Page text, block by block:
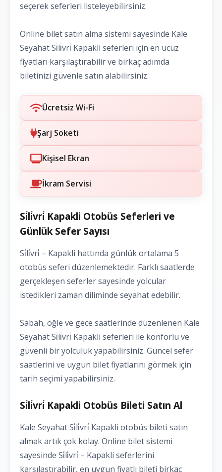
seçerek seferleri listeleyebilirsiniz.
Online bilet satın alma sistemi sayesinde Kale
Seyahat Si̇li̇vri̇ Kapakli seferleri için en ucuz
fiyatları karşılaştırabilir ve birkaç adımda
biletinizi güvenle satın alabilirsiniz.
Ücretsiz Wi-Fi
Şarj Soketi
Kişisel Ekran
İkram Servisi
Si̇li̇vri̇ Kapakli Otobüs Seferleri ve
Günlük Sefer Sayısı
Si̇li̇vri̇ – Kapakli hattında günlük ortalama 5
otobüs seferi düzenlemektedir. Farklı saatlerde
gerçekleşen seferler sayesinde yolcular
istedikleri zaman diliminde seyahat edebilir.
Sabah, öğle ve gece saatlerinde düzenlenen Kale
Seyahat Si̇li̇vri̇ Kapakli seferleri ile konforlu ve
güvenli bir yolculuk yapabilirsiniz. Güncel sefer
saatlerini ve uygun bilet fiyatlarını görmek için
tarih seçimi yapabilirsiniz.
Si̇li̇vri̇ Kapakli Otobüs Bileti Satın Al
Kale Seyahat Si̇li̇vri̇ Kapakli otobüs bileti satın
almak artık çok kolay. Online bilet sistemi
sayesinde Si̇li̇vri̇ – Kapakli seferlerini
karşılaştırabilir, en uygun fiyatlı bileti birkaç